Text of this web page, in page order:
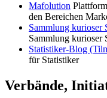
Mafolution
den Bereichen
Sammlung kurioser
Sammlung kurioser
Statistiker-Blog
für Statistiker
Verbände,